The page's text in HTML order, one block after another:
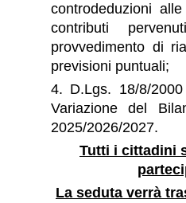
controdeduzioni
contributi
provvedimento di
previsioni puntuali;
4. D.Lgs. 18/8/
Variazione del
2025/2026/2027.
Tutti i cittadini
La seduta verrà